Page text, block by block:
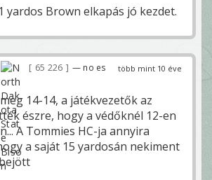
yardos Brown elkapás jó kezdet.
több mint 10 éve
65 226
— no es
14-14, a játékvezetők az
észre, hogy a védőknél 12-en
A Tommies HC-ja annyira
a saját 15 yardosán nekiment